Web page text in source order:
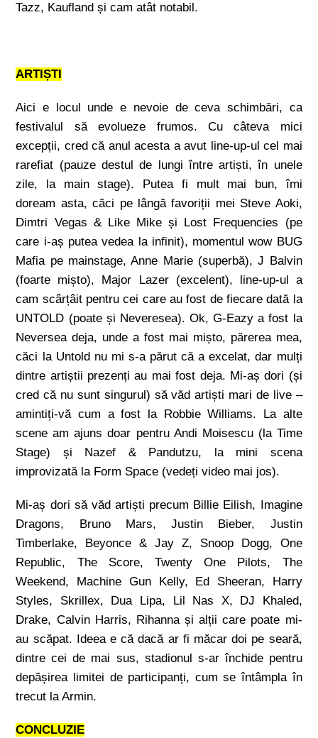
Tazz, Kaufland și cam atât notabil.
ARTIȘTI
Aici e locul unde e nevoie de ceva schimbări, ca
festivalul să evolueze frumos. Cu câteva mici
excepții, cred că anul acesta a avut line-up-ul cel mai
rarefiat (pauze destul de lungi între artiști, în unele
zile, la main stage). Putea fi mult mai bun, îmi
doream asta, căci pe lângă favoriții mei Steve Aoki,
Dimtri Vegas & Like Mike și Lost Frequencies (pe
care i-aș putea vedea la infinit), momentul wow BUG
Mafia pe mainstage, Anne Marie (superbă), J Balvin
(foarte mișto), Major Lazer (excelent), line-up-ul a
cam scârțâit pentru cei care au fost de fiecare dată la
UNTOLD (poate și Neveresea). Ok, G-Eazy a fost la
Neversea deja, unde a fost mai mișto, părerea mea,
căci la Untold nu mi s-a părut că a excelat, dar mulți
dintre artiștii prezenți au mai fost deja. Mi-aș dori (și
cred că nu sunt singurul) să văd artiști mari de live –
amintiți-vă cum a fost la Robbie Williams. La alte
scene am ajuns doar pentru Andi Moisescu (la Time
Stage) și Nazef & Pandutzu, la mini scena
improvizată la Form Space (vedeți video mai jos).
Mi-aș dori să văd artiști precum Billie Eilish, Imagine
Dragons, Bruno Mars, Justin Bieber, Justin
Timberlake, Beyonce & Jay Z, Snoop Dogg, One
Republic, The Score, Twenty One Pilots, The
Weekend, Machine Gun Kelly, Ed Sheeran, Harry
Styles, Skrillex, Dua Lipa, Lil Nas X, DJ Khaled,
Drake, Calvin Harris, Rihanna și alții care poate mi-
au scăpat. Ideea e că dacă ar fi măcar doi pe seară,
dintre cei de mai sus, stadionul s-ar închide pentru
depășirea limitei de participanți, cum se întâmpla în
trecut la Armin.
CONCLUZIE